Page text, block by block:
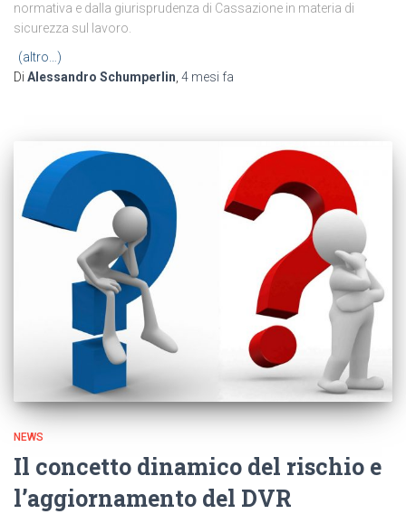
normativa e dalla giurisprudenza di Cassazione in materia di
sicurezza sul lavoro.
(altro…)
Di Alessandro Schumperlin, 4 mesi fa
NEWS
Il concetto dinamico del rischio e
l’aggiornamento del DVR